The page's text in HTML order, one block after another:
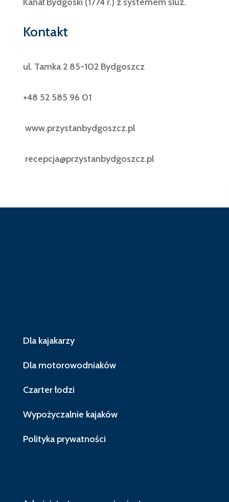
Kontakt
ul. Tamka 2 85-102 Bydgoszcz
+48 52 585 96 01
www.przystanbydgoszcz.pl
recepcja@przystanbydgoszcz.pl
Dla kajakarzy
Dla motorowodniaków
Czarter łodzi
Wypożyczalnie kajaków
Polityka prywatności